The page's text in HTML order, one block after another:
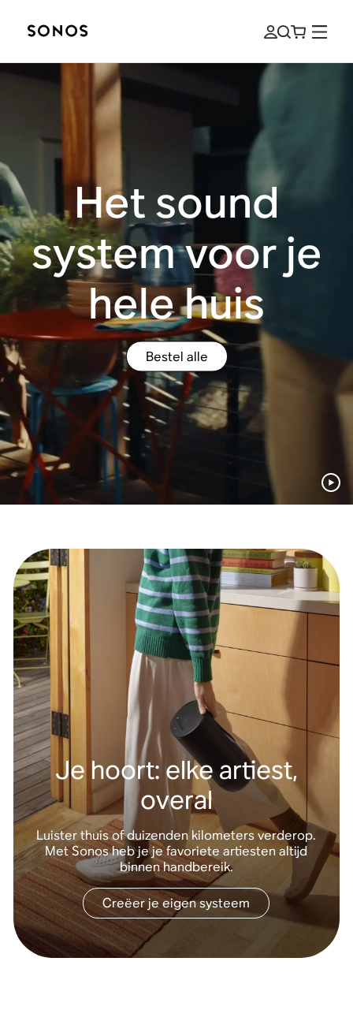
Het sound
system voor je
hele huis
Bestel alle
Je hoort: elke artiest,
overal
Luister thuis of duizenden kilometers verderop.
Met Sonos heb je je favoriete artiesten altijd
binnen handbereik.
Creëer je eigen systeem